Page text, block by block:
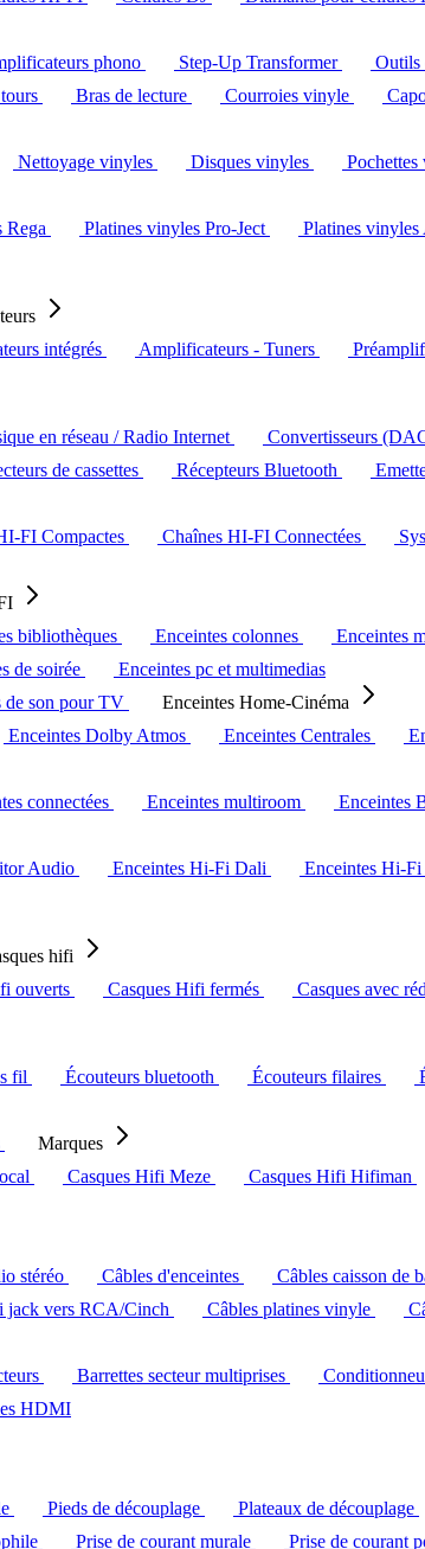
phono Step-Up Transformer Outils
Bras de lecture Courroies vinyle
Nettoyage vinyles Disques vinyles
Rega Platines vinyles Pro-Ject Platines
intégrés Amplificateurs - Tuners
en réseau / Radio Internet Convertisseurs
de cassettes Récepteurs Bluetooth
FI Compactes Chaînes HI-FI Connectées
bibliothèques Enceintes colonnes Enceintes
de soirée
Enceintes pc et multimedias
de son pour TV
Enceintes Home-Cinéma
Enceintes Dolby Atmos Enceintes Centrales
connectées Enceintes multiroom
Enceintes
Audio Enceintes Hi-Fi Dali Enceintes Hi-
hifi
ouverts Casques Hifi fermés Casques avec
fil Écouteurs bluetooth Écouteurs filaires
Marques
Casques Hifi Meze Casques Hifi Hifiman
stéréo Câbles d'enceintes Câbles caisson de
jack vers RCA/Cinch Câbles platines vinyle
Barrettes secteur multiprises
HDMI
Pieds de découplage Plateaux de découplage
Prise de courant murale Prise de courant